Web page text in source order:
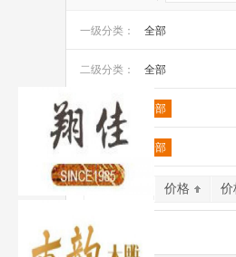
一级分类： 全部
安全防护 五金工具
二级分类： 全部
三级分类： 全部
区 域： 全部
广西
宁夏
默认排序 价格 价